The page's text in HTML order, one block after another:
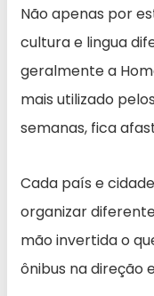
Não apenas por
cultura e lingua
geralmente a
mais utilizado
semanas, fica
Cada país e
organizar
mão invertida o
ônibus na direção